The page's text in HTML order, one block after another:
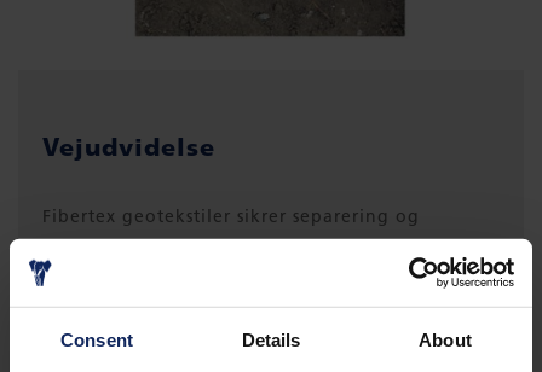
Consent Details About
Vejudvidelse
Fibertex geotekstiler sikrer separering og
vejbygningsmaterialer.